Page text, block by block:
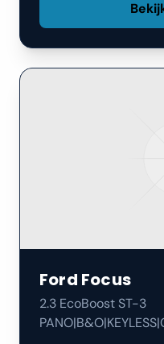
Ford Focus
2.3 EcoBoost ST-3